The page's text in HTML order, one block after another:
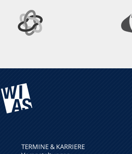
TERMINE & KARRIERE